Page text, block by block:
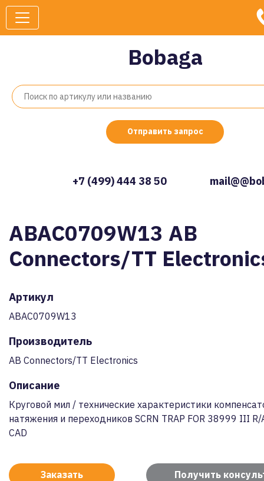
Bobaga
Отправить запрос
+7 (499) 444 38 50
ABAC0709W13 AB
Connectors/TT
Артикул
ABAC0709W13
Производитель
AB Connectors/TT Electronics
Описание
Круговой мил / технические характеристики
натяжения и переходников SCRN TRAP FOR 38999 III R/
CAD
Заказать Получить